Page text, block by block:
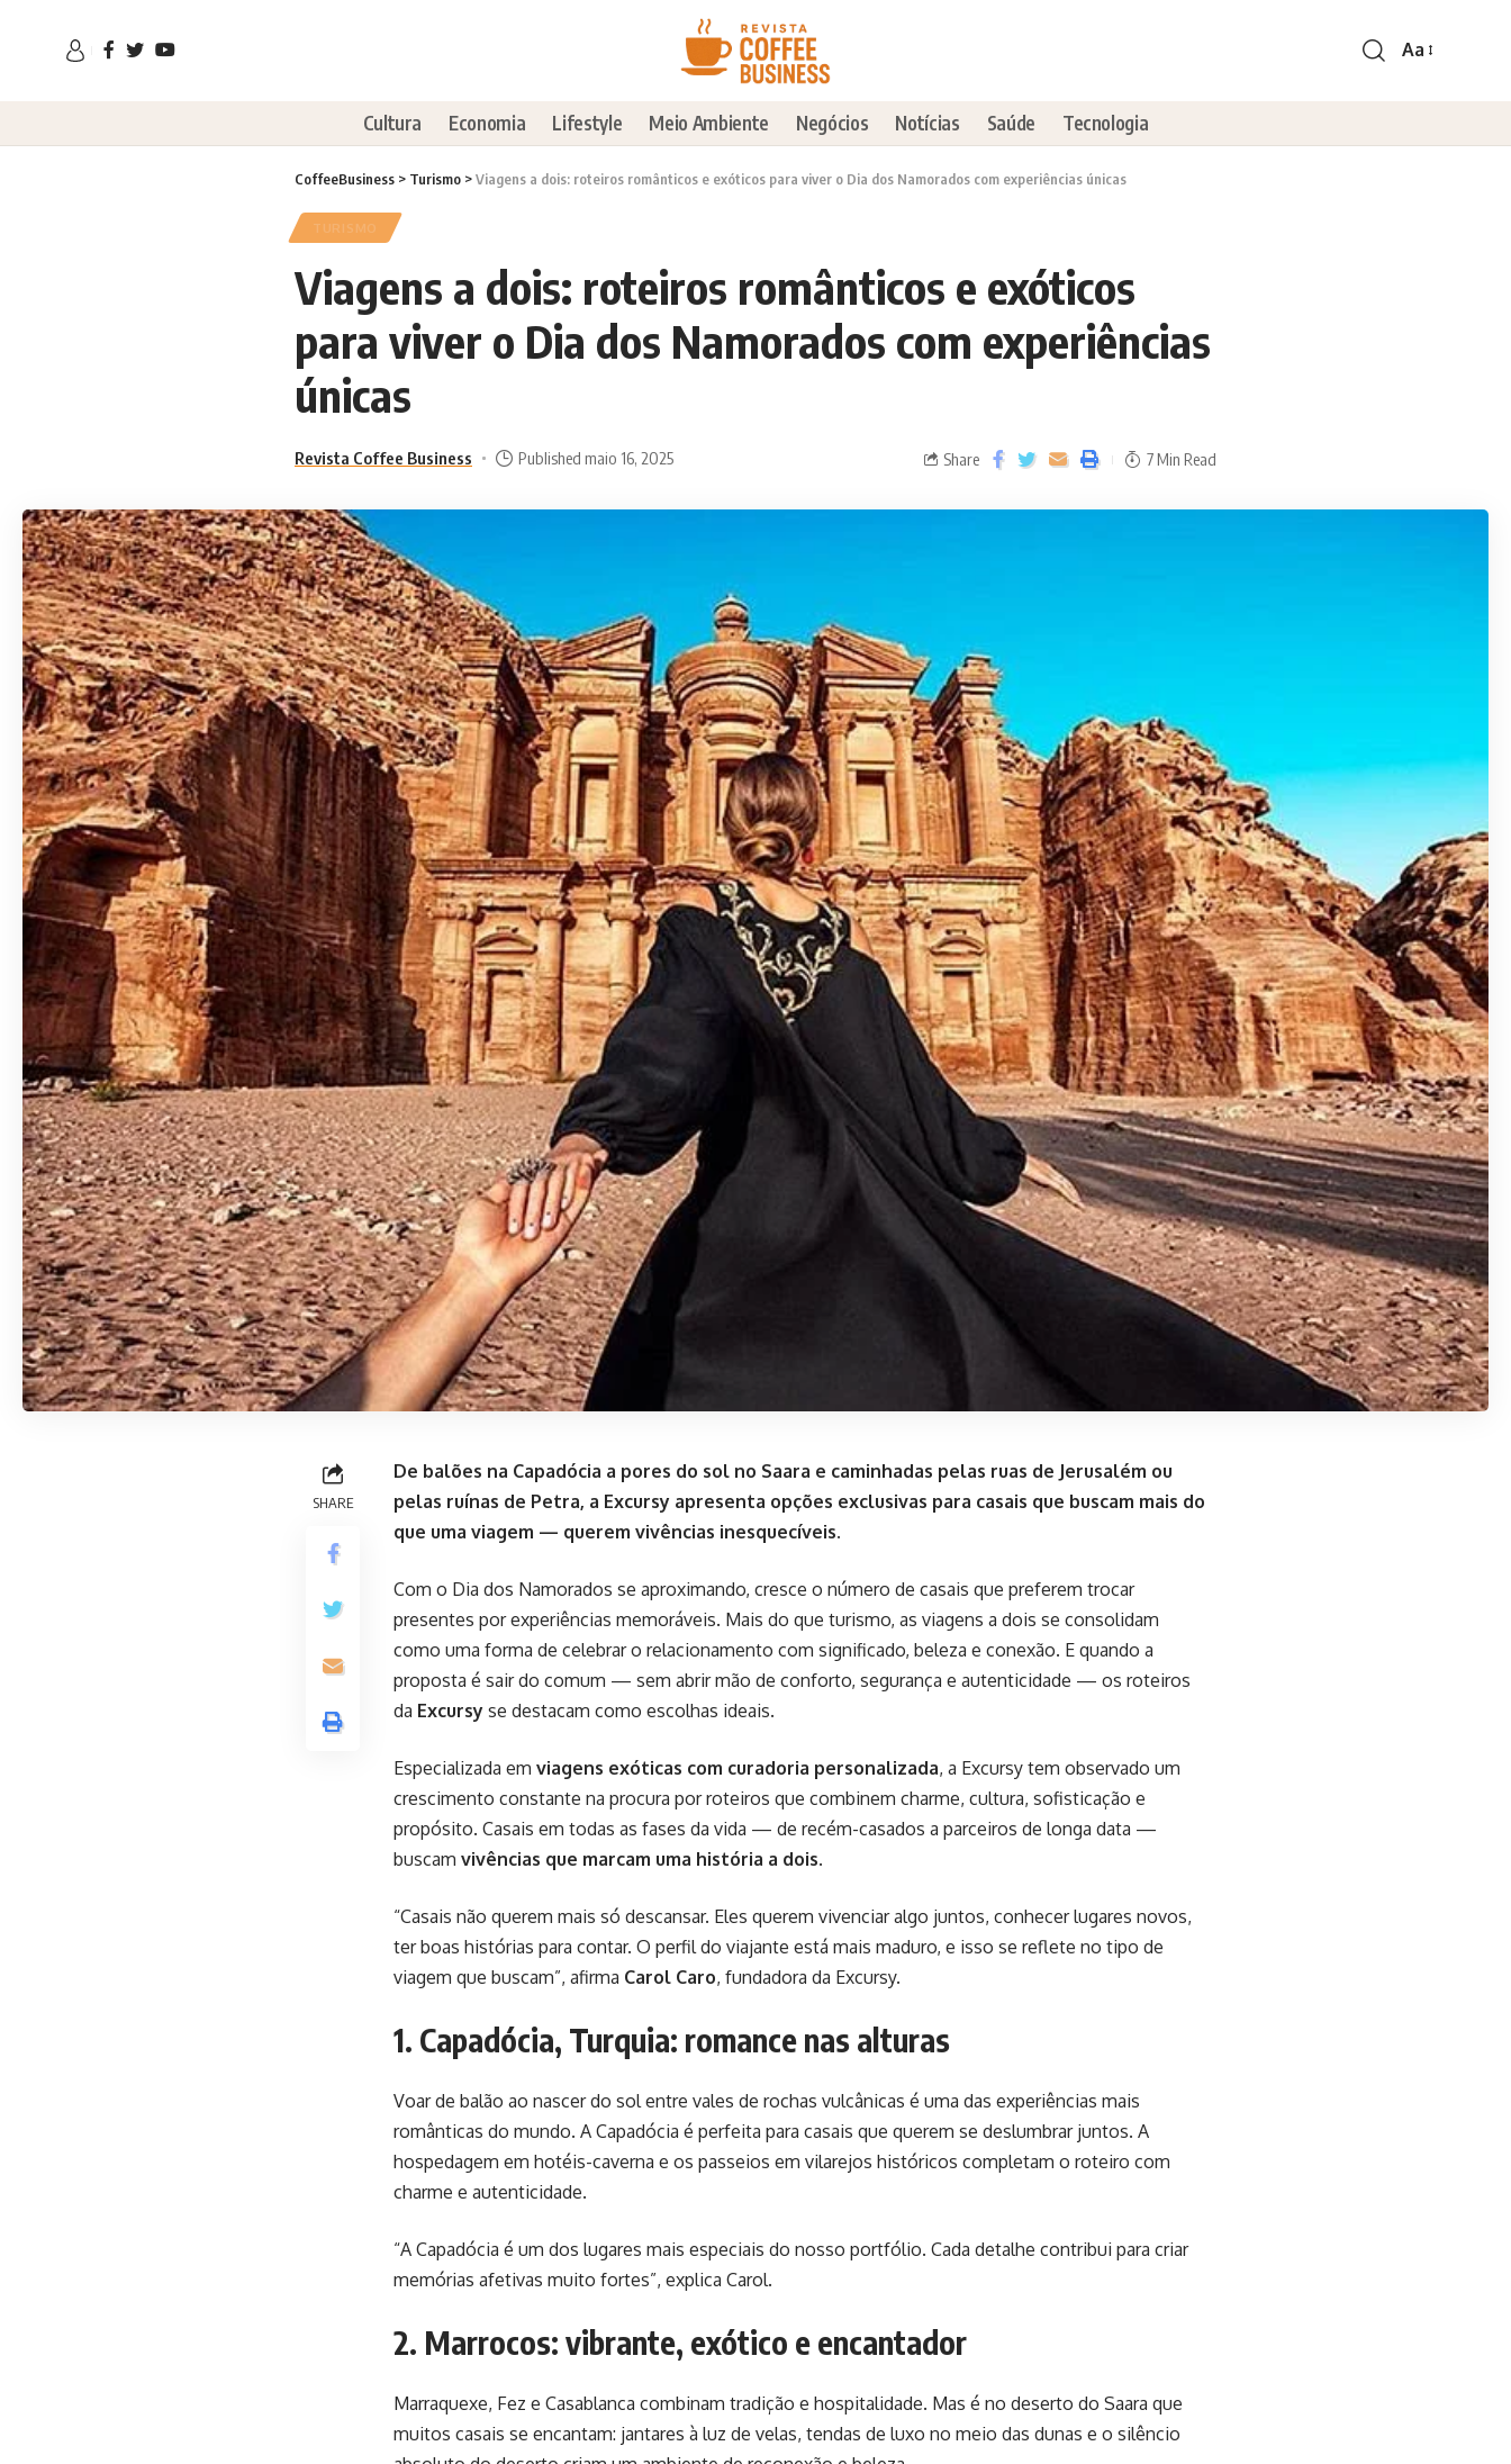
Aa
Cultura Economia Lifestyle Meio Ambiente Negócios Notícias Saúde Tecnologia
CoffeeBusiness > Turismo >Viagens a dois: roteiros românticos e exóticos para viver o Dia dos Namorados com experiências únicas
TURISMO
Viagens a dois: roteiros românticos e exóticos
para viver o Dia dos Namorados com experiências
únicas
Revista Coffee Business Published maio 16, 2025 Share 7 Min Read
SHARE
De balões na Capadócia a pores do sol no Saara e caminhadas pelas ruas de Jerusalém ou
pelas ruínas de Petra, a Excursy apresenta opções exclusivas para casais que buscam mais do
que uma viagem — querem vivências inesquecíveis.
Com o Dia dos Namorados se aproximando, cresce o número de casais que preferem trocar
presentes por experiências memoráveis. Mais do que turismo, as viagens a dois se consolidam
como uma forma de celebrar o relacionamento com significado, beleza e conexão. E quando a
proposta é sair do comum — sem abrir mão de conforto, segurança e autenticidade — os roteiros
da Excursy se destacam como escolhas ideais.
Especializada em viagens exóticas com curadoria personalizada, a Excursy tem observado um
crescimento constante na procura por roteiros que combinem charme, cultura, sofisticação e
propósito. Casais em todas as fases da vida — de recém-casados a parceiros de longa data —
buscam vivências que marcam uma história a dois.
“Casais não querem mais só descansar. Eles querem vivenciar algo juntos, conhecer lugares novos,
ter boas histórias para contar. O perfil do viajante está mais maduro, e isso se reflete no tipo de
viagem que buscam”, afirma Carol Caro, fundadora da Excursy.
1. Capadócia, Turquia: romance nas alturas
Voar de balão ao nascer do sol entre vales de rochas vulcânicas é uma das experiências mais
românticas do mundo. A Capadócia é perfeita para casais que querem se deslumbrar juntos. A
hospedagem em hotéis-caverna e os passeios em vilarejos históricos completam o roteiro com
charme e autenticidade.
“A Capadócia é um dos lugares mais especiais do nosso portfólio. Cada detalhe contribui para criar
memórias afetivas muito fortes”, explica Carol.
2. Marrocos: vibrante, exótico e encantador
Marraquexe, Fez e Casablanca combinam tradição e hospitalidade. Mas é no deserto do Saara que
muitos casais se encantam: jantares à luz de velas, tendas de luxo no meio das dunas e o silêncio